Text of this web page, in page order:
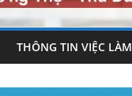
THÔNG TIN VIỆC LÀM